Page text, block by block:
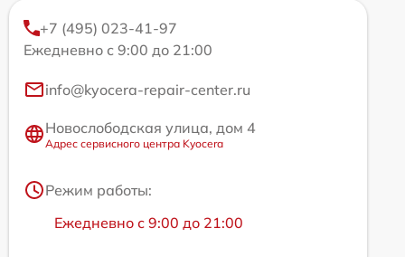
+7 (495) 023-41-97
Ежедневно с 9:00 до 21:00
info@kyocera-repair-center.ru
Новослободская улица, дом 4
Адрес сервисного центра Kyocera
Режим работы:
Ежедневно с 9:00 до 21:00